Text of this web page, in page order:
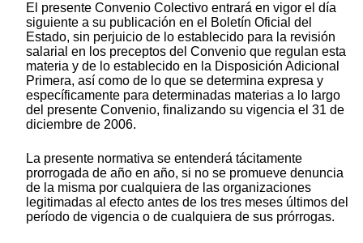
El presente Convenio Colectivo entrará en vigor el día
siguiente a su publicación en el Boletín Oficial del
Estado, sin perjuicio de lo establecido para la revisión
salarial en los preceptos del Convenio que regulan esta
materia y de lo establecido en la Disposición Adicional
Primera, así como de lo que se determina expresa y
específicamente para determinadas materias a lo largo
del presente Convenio, finalizando su vigencia el 31 de
diciembre de 2006.
La presente normativa se entenderá tácitamente
prorrogada de año en año, si no se promueve denuncia
de la misma por cualquiera de las organizaciones
legitimadas al efecto antes de los tres meses últimos del
período de vigencia o de cualquiera de sus prórrogas.